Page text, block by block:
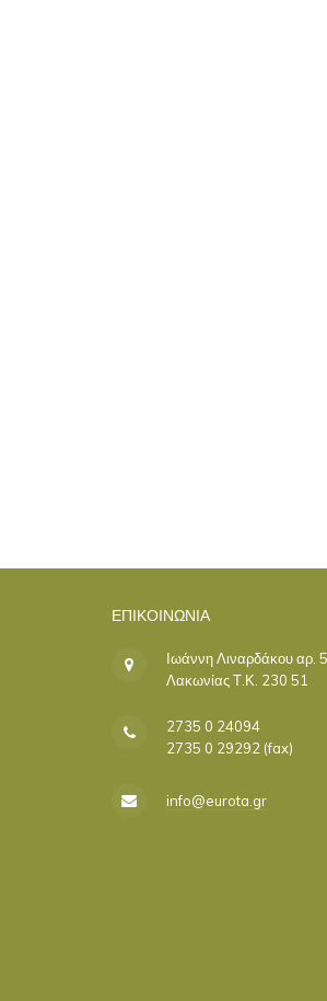
ΕΠΙΚΟΙΝΩΝΊΑ
Ιωάννη Λιναρδάκου αρ.
Λακωνίας Τ.Κ. 230 51
2735 0 24094
2735 0 29292 (fax)
info@eurota.gr